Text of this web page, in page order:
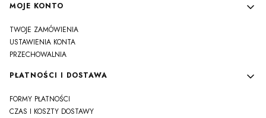
MOJE KONTO
TWOJE ZAMÓWIENIA
USTAWIENIA KONTA
PRZECHOWALNIA
PŁATNOŚCI I DOSTAWA
FORMY PŁATNOŚCI
CZAS I KOSZTY DOSTAWY